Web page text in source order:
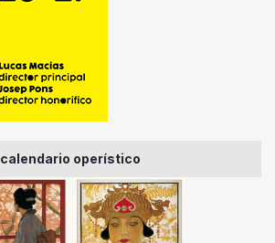
calendario operístico